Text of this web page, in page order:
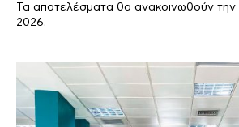
Τα αποτελέσματα θα ανακοινωθούν την
2026.